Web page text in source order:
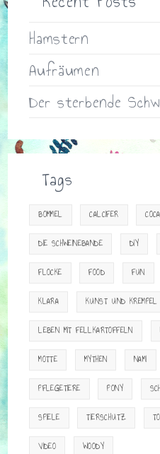
Hamstern
Aufräumen
Der sterbende
Tags
BOMMEL CALCIFER COCA
DIE SCHWEINEBANDE DIY
FLOCKE FOOD FUN
KLARA KUNST UND KREMPEL
LEBEN MIT FELLKARTOFFELN
MOTTE MYTHEN NAMI
PFLEGETIERE PONY
SPIELE TIERSCHUTZ
VIDEO WOODY